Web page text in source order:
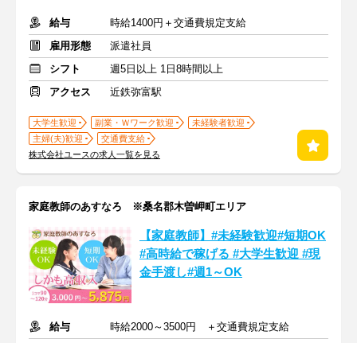
給与
時給1400円＋交通費規定支給
雇用形態
派遣社員
シフト
週5日以上 1日8時間以上
アクセス
近鉄弥富駅
大学生歓迎 副業・Ｗワーク歓迎
未経験者歓迎
主婦(夫)歓迎
交通費支給
株式会社ユースの求人一覧を見る
家庭教師のあすなろ ※桑名郡木曽岬町エリア
【家庭教師】#未経験歓迎#短期OK
#高時給で稼げる #大学生歓迎 #現
金手渡し#週1～OK
給与
時給2000～3500円 ＋交通費規定支給